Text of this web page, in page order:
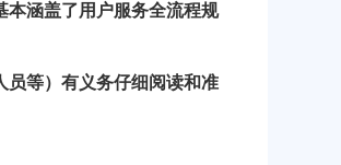
本涵盖了用户服务全流程规
员等）有义务仔细阅读和准